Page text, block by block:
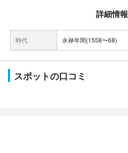
詳細情報
時代 永禄年間(1558〜68)
スポットの口コミ